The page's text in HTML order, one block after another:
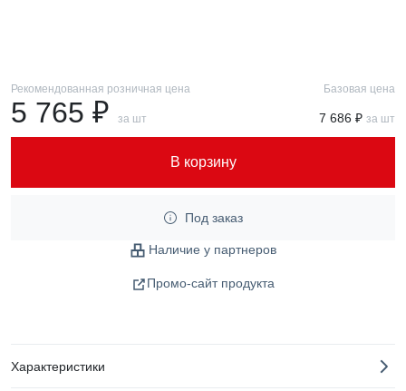
Рекомендованная розничная цена
5 765 ₽ за шт
Базовая цена
7 686 ₽ за шт
В корзину
Под заказ
Наличие у партнеров
Промо-сайт продукта
Характеристики